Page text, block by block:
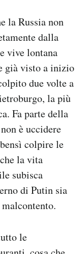
la Russia non
dalla
vive lontana
già visto a inizio
due volte a
la più
Fa parte della
è uccidere
colpire le
la vita
subisca
di Putin sia
le